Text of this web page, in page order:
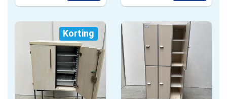
Korting